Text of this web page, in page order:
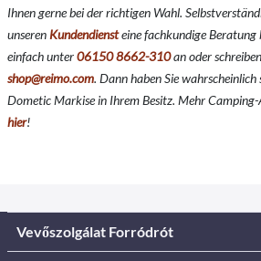
Ihnen gerne bei der richtigen Wahl.
unseren Kundendiensteine fachkundige Beratung
einfach unter06150 8662-310an oder
shop@reimo.com. Dann haben Sie wahrscheinlich
Dometic Markise in Ihrem Besitz. Mehr
hier!
Vevőszolgálat Forródrót